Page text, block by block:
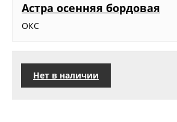
Астра осенняя бордовая
ОКС
Нет в наличии